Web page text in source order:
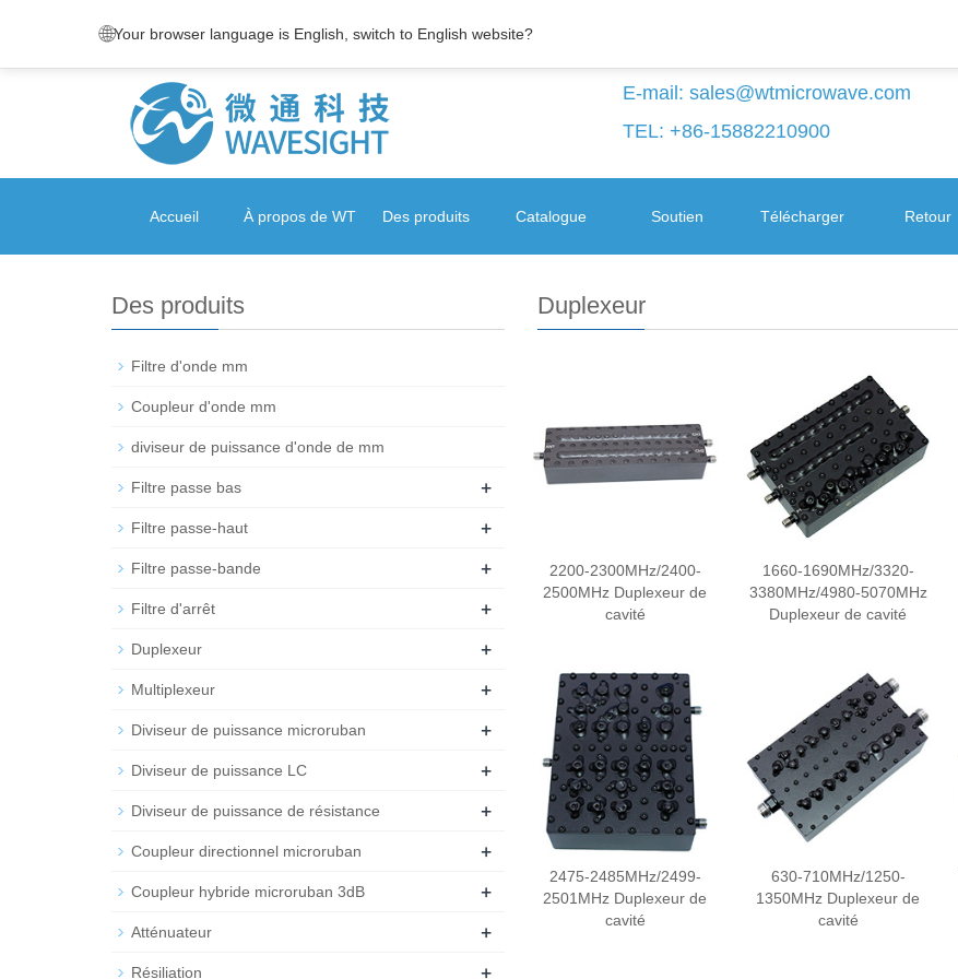
E-mail: sales@wtmicrowave.com
TEL: +86-15882210900
Accueil À propos de WT Des produits Catalogue Soutien Télécharger Retour
Duplexeur
2200-2300MHz/2400-
2500MHz Duplexeur de
cavité
1660-1690MHz/3320-
3380MHz/4980-5070MHz
Duplexeur de cavité
2475-2485MHz/2499-
2501MHz Duplexeur de
cavité
630-710MHz/1250-
1350MHz Duplexeur de
cavité
Des produits
Filtre d'onde mm
Coupleur d'onde mm
diviseur de puissance d'onde de mm
Filtre passe bas +
Filtre passe-haut +
Filtre passe-bande +
Filtre d'arrêt +
Duplexeur +
Multiplexeur +
Diviseur de puissance microruban +
Diviseur de puissance LC +
Diviseur de puissance de résistance +
Coupleur directionnel microruban +
Coupleur hybride microruban 3dB +
Atténuateur +
Résiliation +
🌐Your browser language is English, switch to English website?